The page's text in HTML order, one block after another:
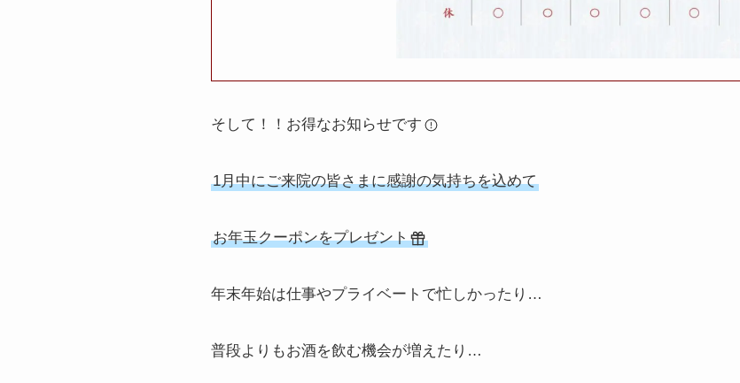
そして！！お得なお知らせです
1月中にご来院の皆さまに感謝の気持ちを込めて
お年玉クーポンをプレゼント
年末年始は仕事やプライベートで忙しかったり…
普段よりもお酒を飲む機会が増えたり…